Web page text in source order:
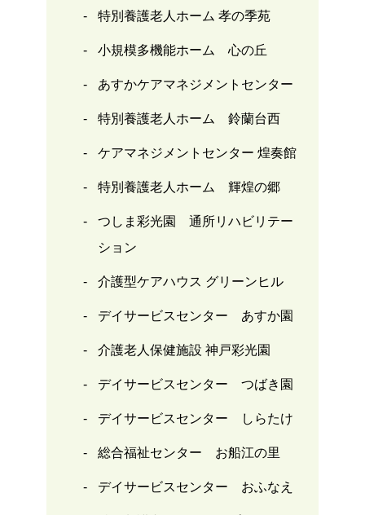
特別養護老人ホーム 孝の季苑
小規模多機能ホーム 心の丘
あすかケアマネジメントセンター
特別養護老人ホーム 鈴蘭台西
ケアマネジメントセンター 煌奏館
特別養護老人ホーム 輝煌の郷
つしま彩光園 通所リハビリテー
ション
介護型ケアハウス グリーンヒル
デイサービスセンター あすか園
介護老人保健施設 神戸彩光園
デイサービスセンター つばき園
デイサービスセンター しらたけ
総合福祉センター お船江の里
デイサービスセンター おふなえ